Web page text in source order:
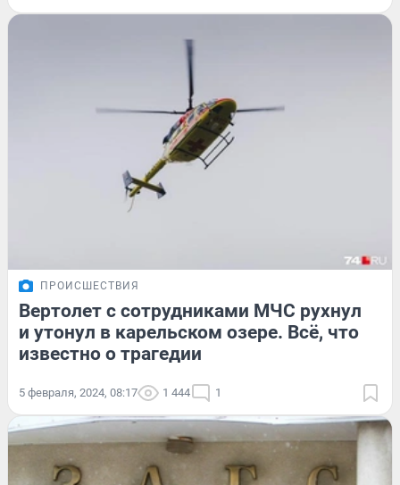
ПРОИСШЕСТВИЯ
Вертолет с сотрудниками МЧС рухнул
и утонул в карельском озере. Всё, что
известно о трагедии
5 февраля, 2024, 08:17 1 444 1